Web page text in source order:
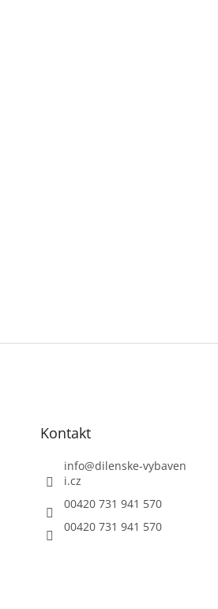
Kontakt
info@dilenske-vybaven
i.cz
00420 731 941 570
00420 731 941 570